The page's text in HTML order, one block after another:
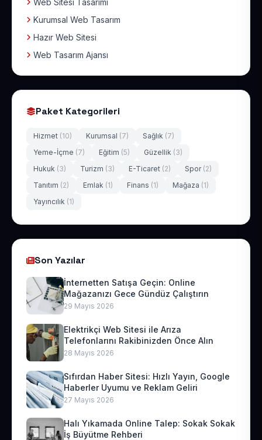
Web Sitesi Tasarımı
Kurumsal Web Tasarım
Hazır Web Sitesi
Web Tasarım Ajansı
Paket Kategorileri
Hizmet (10) Kurumsal (7) Sağlık (7)
Yeme-İçme (7) Eğitim (5) Güzellik (3)
Hukuk (3) Turizm (3) E-Ticaret (2) Spor (2)
Tanıtım (2) Emlak (1) Finans (1) Mağaza (1)
Yayıncılık (1)
Son Yazılar
İnternetten Satışa Geçin: Online
Mağazanızı Gece Gündüz Çalıştırın
29 Mayıs 2026
Elektrikçi Web Sitesi ile Arıza
Telefonlarını Rakibinizden Önce Alın
28 Mayıs 2026
Sıfırdan Haber Sitesi: Hızlı Yayın, Google
Haberler Uyumu ve Reklam Geliri
27 Mayıs 2026
Halı Yıkamada Online Talep: Sokak Sokak
İş Büyütme Rehberi